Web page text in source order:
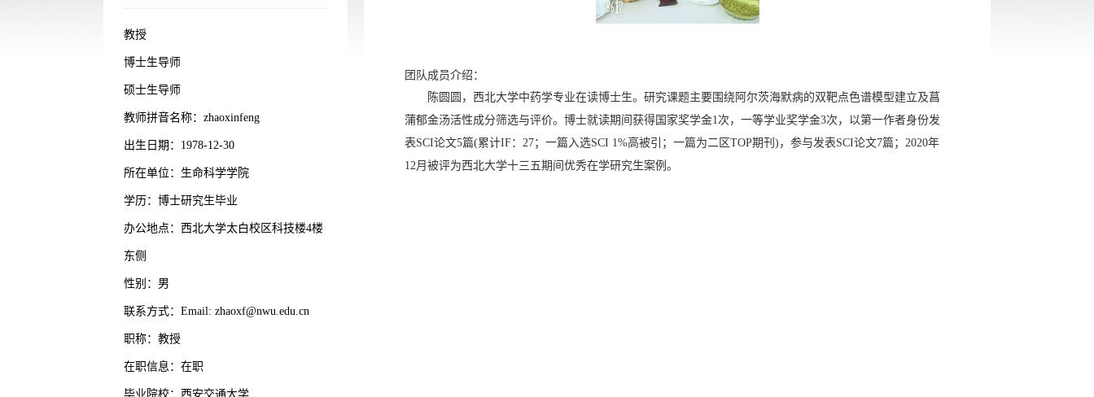
教授
博士生导师
硕士生导师
教师拼音名称：zhaoxinfeng
出生日期：1978-12-30
所在单位：生命科学学院
学历：博士研究生毕业
办公地点：西北大学太白校区科技楼4楼
东侧
性别：男
联系方式：Email: zhaoxf@nwu.edu.cn
职称：教授
在职信息：在职
毕业院校：西安交通大学
团队成员介绍：
陈圆圆，西北大学中药学专业在读博士生。研究课题主要围绕阿尔茨海默病的双靶点色谱模型建立及菖
蒲郁金汤活性成分筛选与评价。博士就读期间获得国家奖学金1次，一等学业奖学金3次，以第一作者身份发
表SCI论文5篇(累计IF： 27；一篇入选SCI 1%高被引；一篇为二区TOP期刊)，参与发表SCI论文7篇； 2020年
12月被评为西北大学十三五期间优秀在学研究生案例。